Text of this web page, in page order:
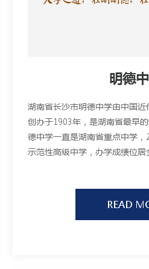
明德
湖南省长沙市明德中学由中国
创办于1903年，是湖南省最早
德中学一直是湖南省重点中学
示范性高级中学，办学成绩位
READ